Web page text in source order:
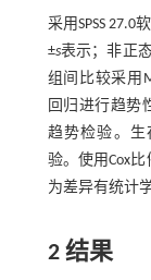
采用SPSS
±s表示；非正
组间比较采用
回归进行趋势
趋势检验。生
验。使用Cox
为差异有统计
2 结果